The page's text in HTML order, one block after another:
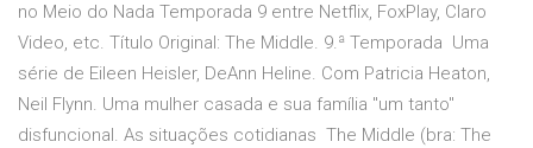
no Meio do Nada Temporada 9 entre Netflix, FoxPlay, Claro
Video, etc. Título Original: The Middle. 9.ª Temporada Uma
série de Eileen Heisler, DeAnn Heline. Com Patricia Heaton,
Neil Flynn. Uma mulher casada e sua família "um tanto"
disfuncional. As situações cotidianas The Middle (bra: The